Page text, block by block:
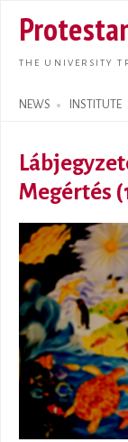
THE UNIVERSITY
NEWS INSTITUTE
Search form
Megértés